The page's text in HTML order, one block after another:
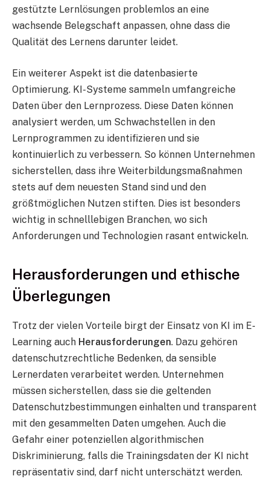
gestützte Lernlösungen problemlos an eine
wachsende Belegschaft anpassen, ohne dass die
Qualität des Lernens darunter leidet.
Ein weiterer Aspekt ist die datenbasierte
Optimierung. KI-Systeme sammeln umfangreiche
Daten über den Lernprozess. Diese Daten können
analysiert werden, um Schwachstellen in den
Lernprogrammen zu identifizieren und sie
kontinuierlich zu verbessern. So können Unternehmen
sicherstellen, dass ihre Weiterbildungsmaßnahmen
stets auf dem neuesten Stand sind und den
größtmöglichen Nutzen stiften. Dies ist besonders
wichtig in schnelllebigen Branchen, wo sich
Anforderungen und Technologien rasant entwickeln.
Herausforderungen und ethische
Überlegungen
Trotz der vielen Vorteile birgt der Einsatz von KI im E-
Learning auch Herausforderungen. Dazu gehören
datenschutzrechtliche Bedenken, da sensible
Lernerdaten verarbeitet werden. Unternehmen
müssen sicherstellen, dass sie die geltenden
Datenschutzbestimmungen einhalten und transparent
mit den gesammelten Daten umgehen. Auch die
Gefahr einer potenziellen algorithmischen
Diskriminierung, falls die Trainingsdaten der KI nicht
repräsentativ sind, darf nicht unterschätzt werden.